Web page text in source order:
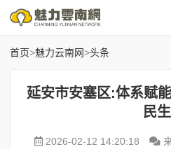
首页>魅力云南网>头条
延安市安塞区:体系赋
民生
2026-02-12 14:20:18